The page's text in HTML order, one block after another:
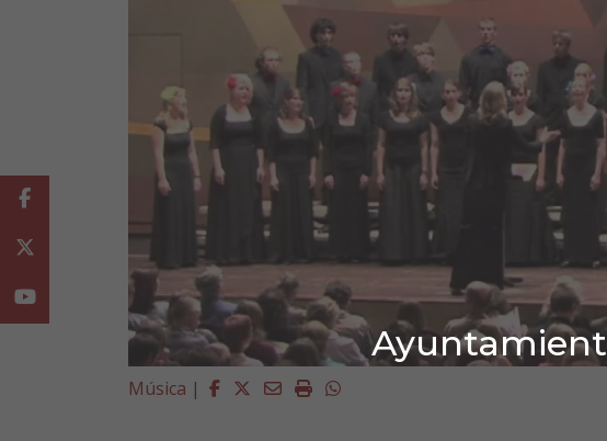
Música | Facebook
Twitter
EmailImprimirWhatsapp
Facebook
Youtube